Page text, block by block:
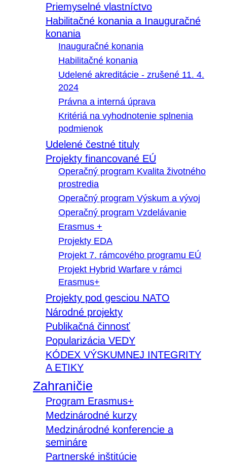
Priemyselné vlastníctvo
Habilitačné konania a Inauguračné
konania
Inauguračné konania
Habilitačné konania
Udelené akreditácie - zrušené 11. 4.
2024
Právna a interná úprava
Kritériá na vyhodnotenie splnenia
podmienok
Udelené čestné tituly
Projekty financované EÚ
Operačný program Kvalita životného
prostredia
Operačný program Výskum a vývoj
Operačný program Vzdelávanie
Erasmus +
Projekty EDA
Projekt 7. rámcového programu EÚ
Projekt Hybrid Warfare v rámci
Erasmus+
Projekty pod gesciou NATO
Národné projekty
Publikačná činnosť
Popularizácia VEDY
KÓDEX VÝSKUMNEJ INTEGRITY
A ETIKY
Zahraničie
Program Erasmus+
Medzinárodné kurzy
Medzinárodné konferencie a
semináre
Partnerské inštitúcie